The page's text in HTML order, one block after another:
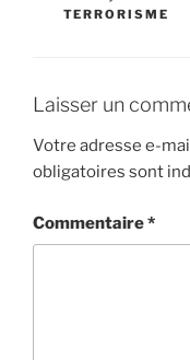
TERRORISME
Laisser un
Votre adresse e-
obligatoires sont
Commentaire*